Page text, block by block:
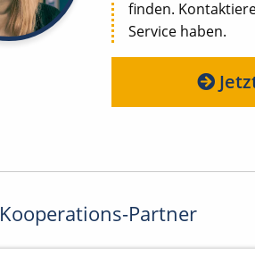
finden.
Service haben.
Kooperations-Partner